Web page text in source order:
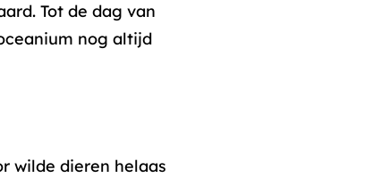
Tot de dag van
nog altijd
wilde dieren helaas